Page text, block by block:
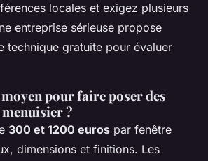
locales et exigez plusieurs
entreprise sérieuse propose
technique gratuite pour évaluer
pour faire poser des
?
300 et 1200 euros par fenêtre
dimensions et finitions. Les